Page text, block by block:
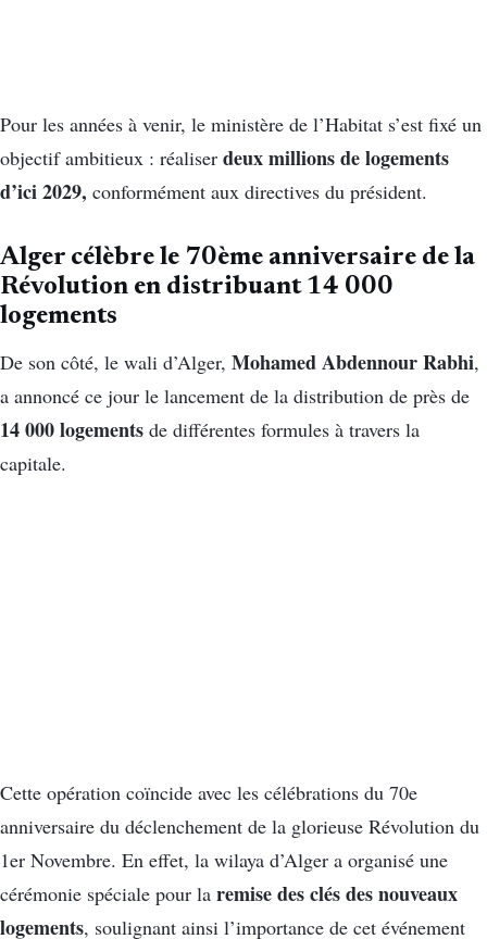
Pour les années à venir, le ministère de l’Habitat s’est fixé un
objectif ambitieux : réaliser deux millions de logements
d’ici 2029, conformément aux directives du président.
Alger célèbre le 70ème anniversaire de la
Révolution en distribuant 14 000
logements
De son côté, le wali d’Alger, Mohamed Abdennour Rabhi,
a annoncé ce jour le lancement de la distribution de près de
14 000 logements de différentes formules à travers la
capitale.
Cette opération coïncide avec les célébrations du 70e
anniversaire du déclenchement de la glorieuse Révolution du
1er Novembre. En effet, la wilaya d’Alger a organisé une
cérémonie spéciale pour la remise des clés des nouveaux
logements, soulignant ainsi l’importance de cet événement